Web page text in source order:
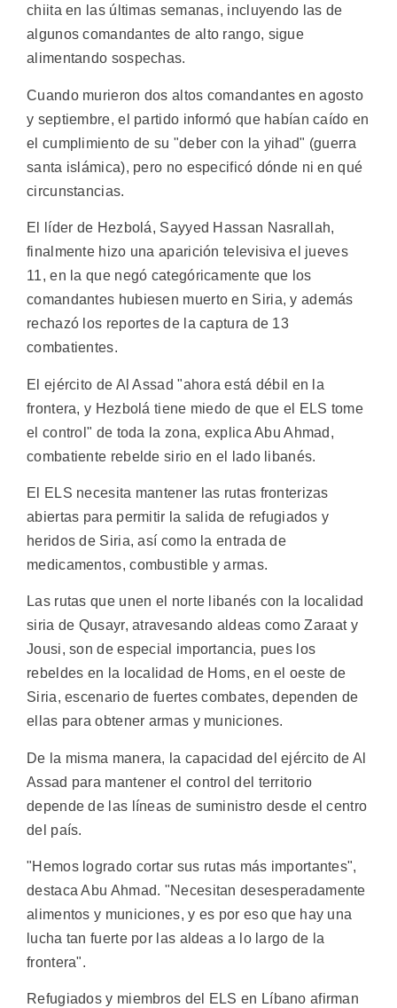
chiita en las últimas semanas, incluyendo las de
algunos comandantes de alto rango, sigue
alimentando sospechas.
Cuando murieron dos altos comandantes en agosto
y septiembre, el partido informó que habían caído en
el cumplimiento de su "deber con la yihad" (guerra
santa islámica), pero no especificó dónde ni en qué
circunstancias.
El líder de Hezbolá, Sayyed Hassan Nasrallah,
finalmente hizo una aparición televisiva el jueves
11, en la que negó categóricamente que los
comandantes hubiesen muerto en Siria, y además
rechazó los reportes de la captura de 13
combatientes.
El ejército de Al Assad "ahora está débil en la
frontera, y Hezbolá tiene miedo de que el ELS tome
el control" de toda la zona, explica Abu Ahmad,
combatiente rebelde sirio en el lado libanés.
El ELS necesita mantener las rutas fronterizas
abiertas para permitir la salida de refugiados y
heridos de Siria, así como la entrada de
medicamentos, combustible y armas.
Las rutas que unen el norte libanés con la localidad
siria de Qusayr, atravesando aldeas como Zaraat y
Jousi, son de especial importancia, pues los
rebeldes en la localidad de Homs, en el oeste de
Siria, escenario de fuertes combates, dependen de
ellas para obtener armas y municiones.
De la misma manera, la capacidad del ejército de Al
Assad para mantener el control del territorio
depende de las líneas de suministro desde el centro
del país.
"Hemos logrado cortar sus rutas más importantes",
destaca Abu Ahmad. "Necesitan desesperadamente
alimentos y municiones, y es por eso que hay una
lucha tan fuerte por las aldeas a lo largo de la
frontera".
Refugiados y miembros del ELS en Líbano afirman